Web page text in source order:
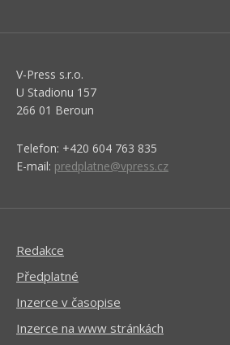
V-Press s.r.o.
U Stadionu 157
266 01 Beroun
Telefon: +420 604 763 835
E-mail: predplatne@vpress.cz
Redakce
Předplatné
Inzerce v časopise
Inzerce na www stránkách